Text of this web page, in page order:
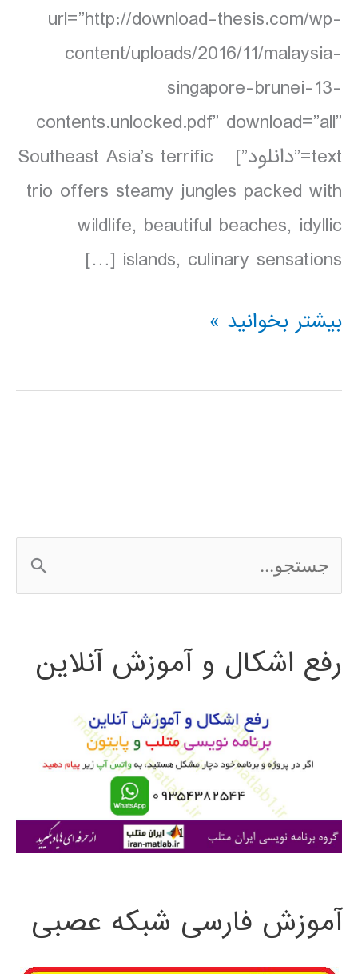
url=”http://download-thesis.com/wp-
content/uploads/2016/11/malaysia-
singapore-brunei-13-
contents.unlocked.pdf” download=”all”
text=”دانلود”] Southeast Asia’s terrific
trio offers steamy jungles packed with
wildlife, beautiful beaches, idyllic
islands, culinary sensations […]
دانلود
Lonely
برونئی
2016
بیشتر بخوانید »
س
ج
ی
رفع اشکال و آموزش آنلاین
آموزش فارسی شبکه عصبی